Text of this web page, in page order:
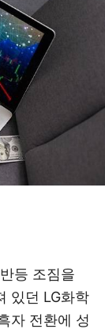
등 조짐을
있던 LG화학
자 전환에 성